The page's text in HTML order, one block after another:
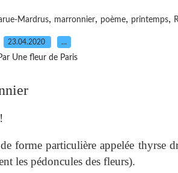
Mardrus, marronnier, poème, printemps,
23.04.2020 …
Une fleur de Paris
forme particulière appelée thyrse
les pédoncules des fleurs).